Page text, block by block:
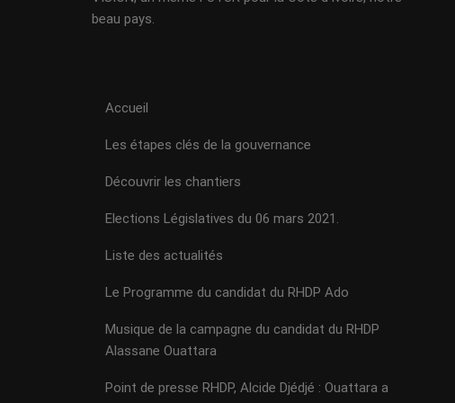
beau pays.
Accueil
Les étapes clés de la gouvernance
Découvrir les chantiers
Elections Législatives du 06 mars 2021.
Liste des actualités
Le Programme du candidat du RHDP Ado
Musique de la campagne du candidat du RHDP
Alassane Ouattara
Point de presse RHDP, Alcide Djédjé : Ouattara a